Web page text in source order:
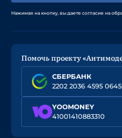
Нажимая на кнопку, вы даете согласие на
Помочь проекту
СБЕРБАНК
2202 2036 4595 0645
YOOMONEY
41001410883310